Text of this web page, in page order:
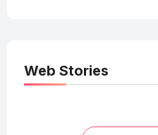
Web Stories
Elvish Yadav: एक
आम लड़के से यूट्यूबर